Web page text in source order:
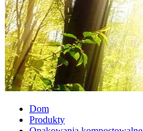
Dom
Produkty